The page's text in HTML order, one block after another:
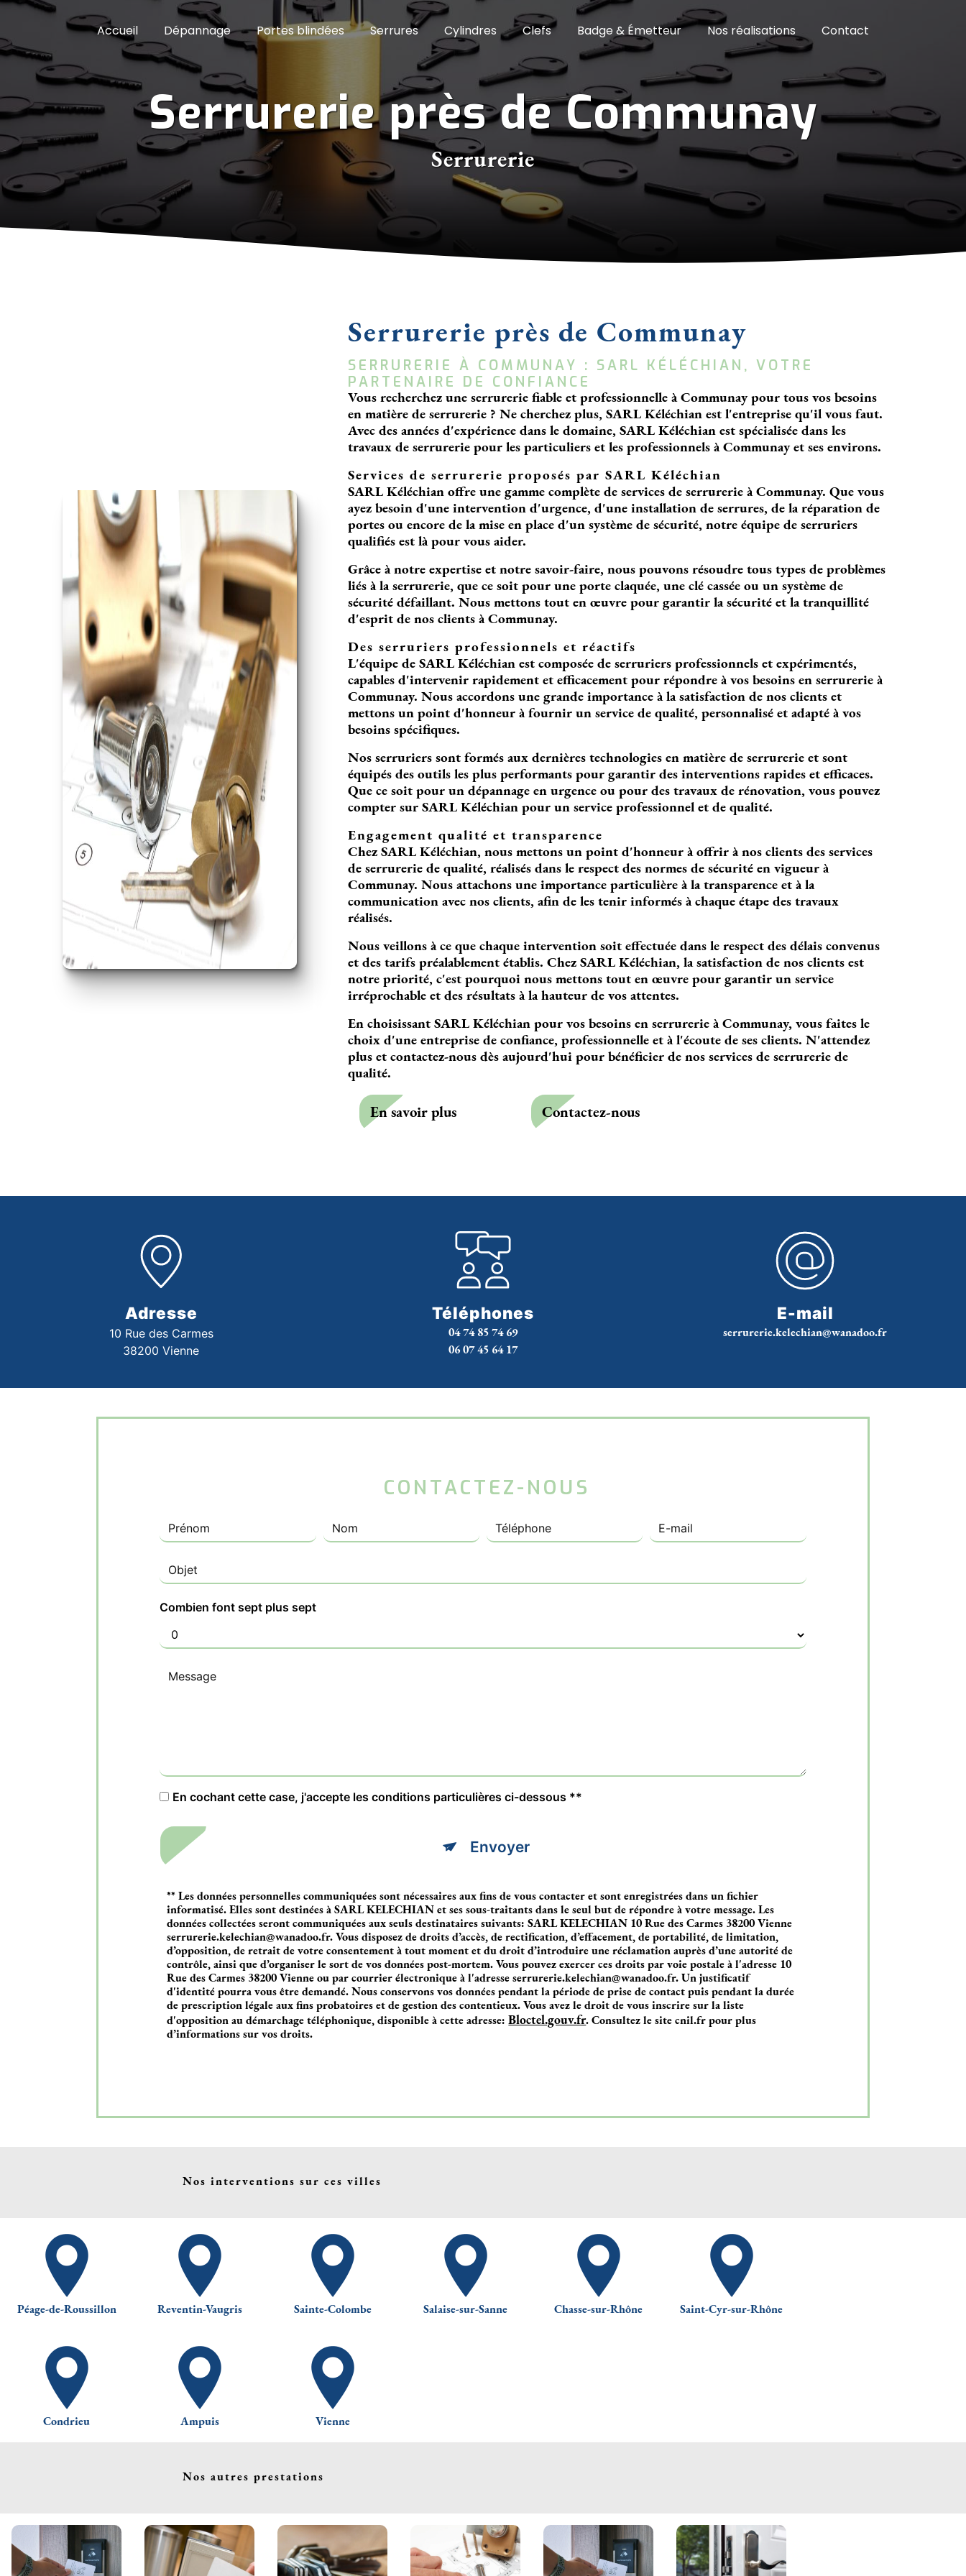
Accueil Dépannage Portes blindées Serrures Cylindres Clefs Badge & Émetteur Nos réalisations Contact
Serrurerie près de Communay
Serrurerie
Serrurerie près de Communay
SERRURERIE À COMMUNAY : SARL KÉLÉCHIAN, VOTRE
PARTENAIRE DE CONFIANCE
Vous recherchez une serrurerie fiable et professionnelle à Communay pour tous vos besoins
en matière de serrurerie ? Ne cherchez plus, SARL Kéléchian est l'entreprise qu'il vous faut.
Avec des années d'expérience dans le domaine, SARL Kéléchian est spécialisée dans les
travaux de serrurerie pour les particuliers et les professionnels à Communay et ses environs.
Services de serrurerie proposés par SARL Kéléchian
SARL Kéléchian offre une gamme complète de services de serrurerie à Communay. Que vous
ayez besoin d'une intervention d'urgence, d'une installation de serrures, de la réparation de
portes ou encore de la mise en place d'un système de sécurité, notre équipe de serruriers
qualifiés est là pour vous aider.
Grâce à notre expertise et notre savoir-faire, nous pouvons résoudre tous types de problèmes
liés à la serrurerie, que ce soit pour une porte claquée, une clé cassée ou un système de
sécurité défaillant. Nous mettons tout en œuvre pour garantir la sécurité et la tranquillité
d'esprit de nos clients à Communay.
Des serruriers professionnels et réactifs
L'équipe de SARL Kéléchian est composée de serruriers professionnels et expérimentés,
capables d'intervenir rapidement et efficacement pour répondre à vos besoins en serrurerie à
Communay. Nous accordons une grande importance à la satisfaction de nos clients et
mettons un point d'honneur à fournir un service de qualité, personnalisé et adapté à vos
besoins spécifiques.
Nos serruriers sont formés aux dernières technologies en matière de serrurerie et sont
équipés des outils les plus performants pour garantir des interventions rapides et efficaces.
Que ce soit pour un dépannage en urgence ou pour des travaux de rénovation, vous pouvez
compter sur SARL Kéléchian pour un service professionnel et de qualité.
Engagement qualité et transparence
Chez SARL Kéléchian, nous mettons un point d'honneur à offrir à nos clients des services
de serrurerie de qualité, réalisés dans le respect des normes de sécurité en vigueur à
Communay. Nous attachons une importance particulière à la transparence et à la
communication avec nos clients, afin de les tenir informés à chaque étape des travaux
réalisés.
Nous veillons à ce que chaque intervention soit effectuée dans le respect des délais convenus
et des tarifs préalablement établis. Chez SARL Kéléchian, la satisfaction de nos clients est
notre priorité, c'est pourquoi nous mettons tout en œuvre pour garantir un service
irréprochable et des résultats à la hauteur de vos attentes.
En choisissant SARL Kéléchian pour vos besoins en serrurerie à Communay, vous faites le
choix d'une entreprise de confiance, professionnelle et à l'écoute de ses clients. N'attendez
plus et contactez-nous dès aujourd'hui pour bénéficier de nos services de serrurerie de
qualité.
En savoir plus Contactez-nous
Adresse
10 Rue des Carmes
38200 Vienne
Téléphones
04 74 85 74 69
06 07 45 64 17
E-mail
serrurerie.kelechian@wanadoo.fr
CONTACTEZ-NOUS
Combien font sept plus sept
En cochant cette case, j'accepte les conditions particulières ci-dessous **
Envoyer
** Les données personnelles communiquées sont nécessaires aux fins de vous contacter et sont enregistrées dans un fichier
informatisé. Elles sont destinées à SARL KELECHIAN et ses sous-traitants dans le seul but de répondre à votre message. Les
données collectées seront communiquées aux seuls destinataires suivants: SARL KELECHIAN 10 Rue des Carmes 38200 Vienne
serrurerie.kelechian@wanadoo.fr. Vous disposez de droits d’accès, de rectification, d’effacement, de portabilité, de limitation,
d’opposition, de retrait de votre consentement à tout moment et du droit d’introduire une réclamation auprès d’une autorité de
contrôle, ainsi que d’organiser le sort de vos données post-mortem. Vous pouvez exercer ces droits par voie postale à l'adresse 10
Rue des Carmes 38200 Vienne ou par courrier électronique à l'adresse serrurerie.kelechian@wanadoo.fr. Un justificatif
d'identité pourra vous être demandé. Nous conservons vos données pendant la période de prise de contact puis pendant la durée
de prescription légale aux fins probatoires et de gestion des contentieux. Vous avez le droit de vous inscrire sur la liste
d'opposition au démarchage téléphonique, disponible à cette adresse:Bloctel.gouv.fr. Consultez le site cnil.fr pour plus
d’informations sur vos droits.
Nos interventions sur ces villes
Péage-de-Roussillon Reventin-Vaugris Sainte-Colombe Salaise-sur-Sanne Chasse-sur-Rhône Saint-Cyr-sur-Rhône
Condrieu Ampuis Vienne
Nos autres prestations
Panneau de gestion des cookies